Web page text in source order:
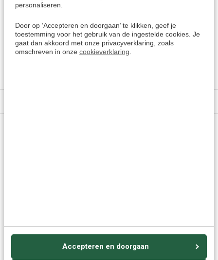
personaliseren.
Door op ‘Accepteren en doorgaan’ te klikken, geef je
toestemming voor het gebruik van de ingestelde cookies. Je
gaat dan akkoord met onze privacyverklaring, zoals
omschreven in onze cookieverklaring
Accepteren en doorgaan
dagelijkse omgangstaal in levend en actueel Russisch.
Meer keuzes:
Russisch leren > Alle cursussen